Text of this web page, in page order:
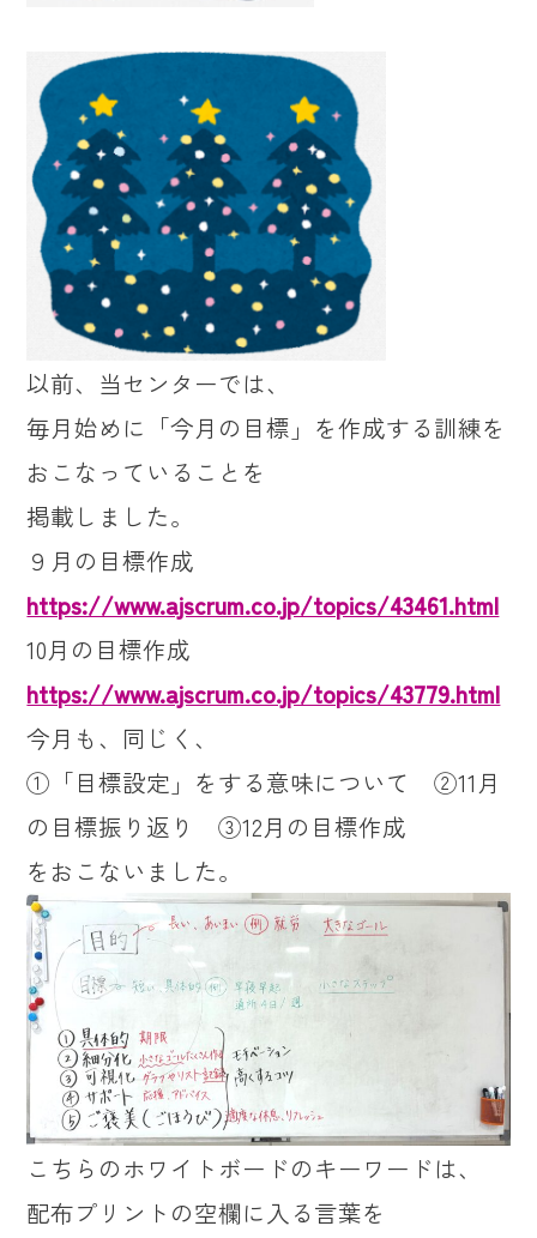
以前、当センターでは、
毎月始めに「今月の目標」を作成する訓練を
おこなっていることを
掲載しました。
９月の目標作成
https://www.ajscrum.co.jp/topics/43461.html
10月の目標作成
https://www.ajscrum.co.jp/topics/43779.html
今月も、同じく、
①「目標設定」をする意味について ②11月
の目標振り返り ③12月の目標作成
をおこないました。
こちらのホワイトボードのキーワードは、
配布プリントの空欄に入る言葉を